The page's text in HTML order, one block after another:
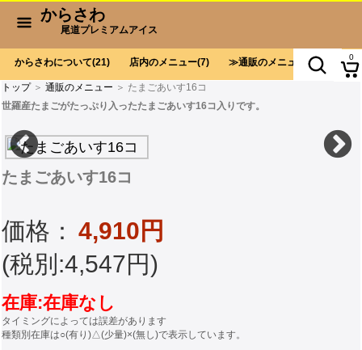
からさわ
尾道プレミアムアイス
からさわについて(21) 店内のメニュー(7) 通販のメニュー (9) お会
0
トップ ＞通販のメニュー ＞ たまごあいす16コ
世羅産たまごがたっぷり入ったたまごあいす16コ入りです。
たまごあいす16コ
価格： 4,910円
(税別:4,547円)
在庫:在庫なし
タイミングによっては誤差があります
種類別在庫は○(有り)△(少量)×(無し)で表示しています。